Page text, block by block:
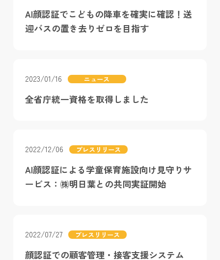
AI顔認証でこどもの降車を確実に確認！送
迎バスの置き去りゼロを目指す
2023/01/16 ニュース
全省庁統一資格を取得しました
2022/12/06 プレスリリース
AI顔認証による学童保育施設向け見守りサ
ービス：㈱明日葉との共同実証開始
2022/07/27 プレスリリース
顔認証での顧客管理・接客支援システム